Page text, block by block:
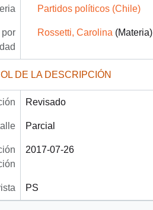
Partidos políticos (Chile)
Rossetti, Carolina (Materia)
DE LA DESCRIPCIÓN
Revisado
Parcial
2017-07-26
PS